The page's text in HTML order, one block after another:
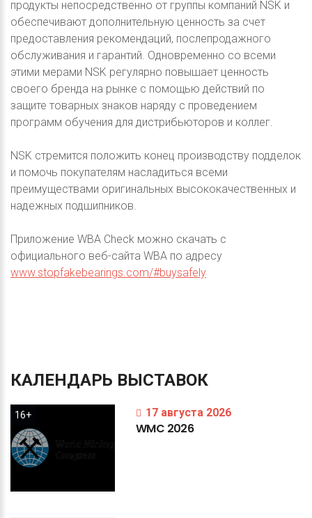
продукты непосредственно от группы компаний NSK и
обеспечивают дополнительную ценность за счет
предоставления рекомендаций, послепродажного
обслуживания и гарантий. Одновременно со всеми
этими мерами NSK регулярно повышает ценность
своего бренда на рынке с помощью действий по
защите товарных знаков наряду с проведением
программ обучения для дистрибьюторов и коллег.
NSK стремится положить конец производству подделок
и помочь покупателям насладиться всеми
преимуществами оригинальных высококачественных и
надежных подшипников.
Приложение WBA Check можно скачать с
официального веб-сайта WBA по адресу
www.stopfakebearings.com/#buysafely
КАЛЕНДАРЬ ВЫСТАВОК
16+ 17 августа 2026
WMC 2026